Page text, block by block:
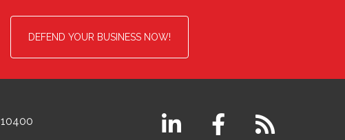
DEFEND YOUR BUSINESS NOW!
10400